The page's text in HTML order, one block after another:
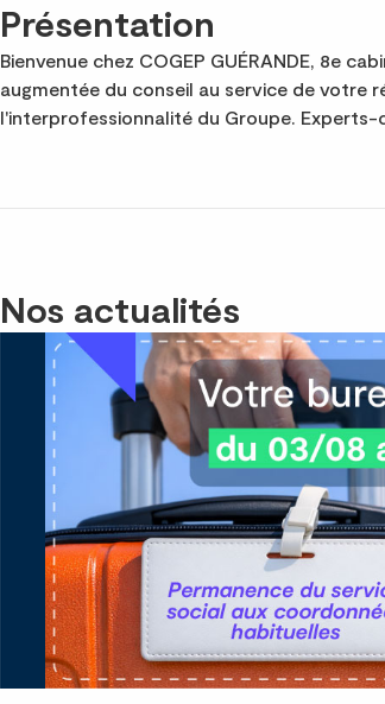
Présentation
Bienvenue chez COGEP GUÉRANDE, 8e
augmentée du conseil au service de votre
l'interprofessionnalité du Groupe.
Nos actualités